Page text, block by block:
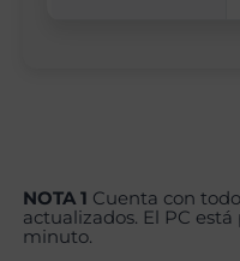
NOTA 1 Cuenta con
actualizados. El PC
minuto.